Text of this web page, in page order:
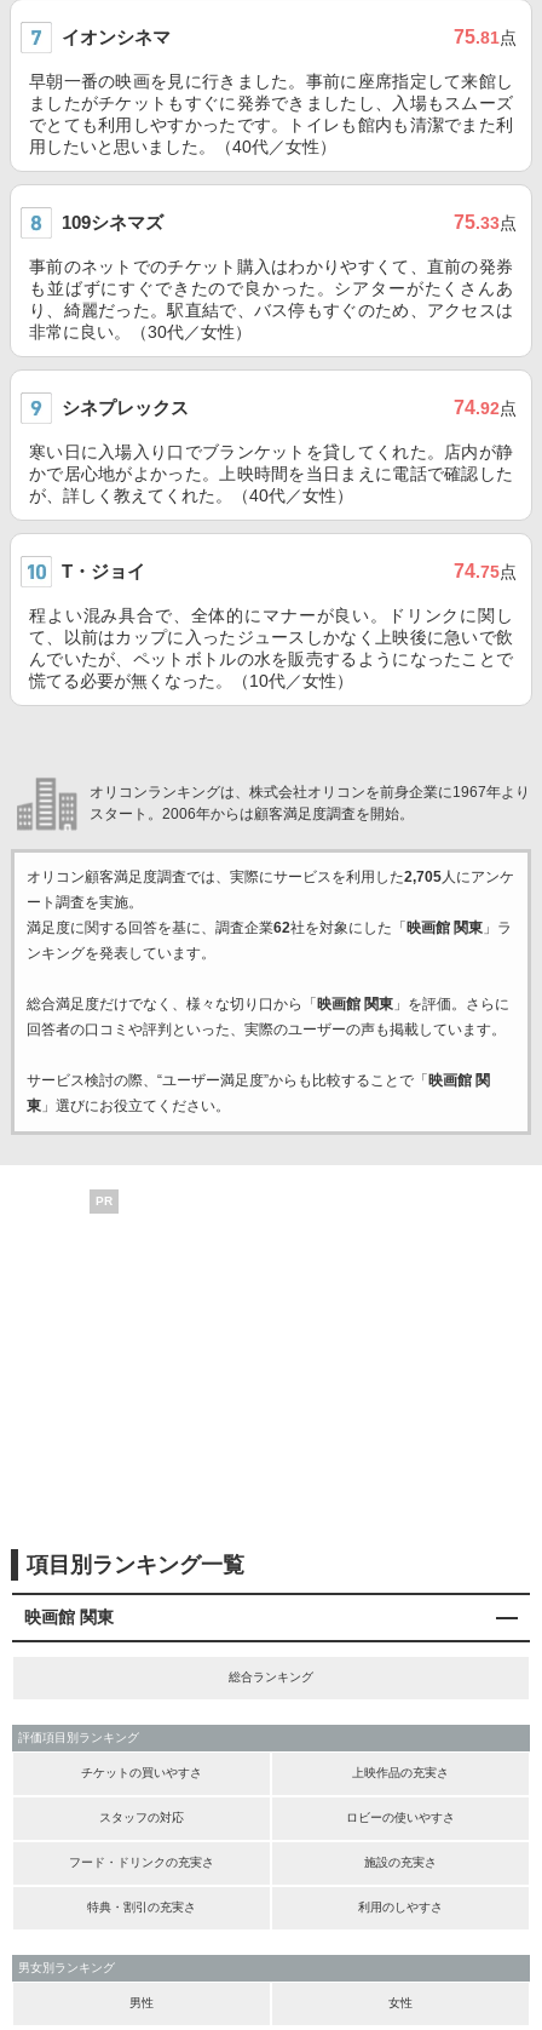
イオンシネマ 75.81点
早朝一番の映画を見に行きました。事前に座席指定して来館し
ましたがチケットもすぐに発券できましたし、入場もスムーズ
でとても利用しやすかったです。トイレも館内も清潔でまた利
用したいと思いました。（40代／女性）
109シネマズ 75.33点
事前のネットでのチケット購入はわかりやすくて、直前の発券
も並ばずにすぐできたので良かった。シアターがたくさんあ
り、綺麗だった。駅直結で、バス停もすぐのため、アクセスは
非常に良い。（30代／女性）
シネプレックス 74.92点
寒い日に入場入り口でブランケットを貸してくれた。店内が静
かで居心地がよかった。上映時間を当日まえに電話で確認した
が、詳しく教えてくれた。（40代／女性）
T・ジョイ 74.75点
程よい混み具合で、全体的にマナーが良い。ドリンクに関し
て、以前はカップに入ったジュースしかなく上映後に急いで飲
んでいたが、ペットボトルの水を販売するようになったことで
慌てる必要が無くなった。（10代／女性）
オリコンランキングは、株式会社オリコンを前身企業に1967年より
スタート。2006年からは顧客満足度調査を開始。
オリコン顧客満足度調査では、実際にサービスを利用した2,705人にアンケ
ート調査を実施。
満足度に関する回答を基に、調査企業62社を対象にした「 映画館 関東」ラ
ンキングを発表しています。
総合満足度だけでなく、様々な切り口から「 映画館 関東」を評価。さらに
回答者の口コミや評判といった、実際のユーザーの声も掲載しています。
サービス検討の際、“ユーザー満足度”からも比較することで「 映画館 関
東」選びにお役立てください。
PR
項目別ランキング一覧
映画館 関東
総合ランキング
評価項目別ランキング
チケットの買いやすさ 上映作品の充実さ
スタッフの対応 ロビーの使いやすさ
フード・ドリンクの充実さ 施設の充実さ
特典・割引の充実さ 利用のしやすさ
男女別ランキング
男性 女性